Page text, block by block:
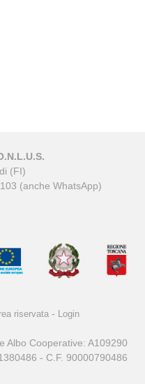
(FI)
(anche WhatsApp)
riservata - Login
Albo Cooperative: A109290
- C.F. 90000790486